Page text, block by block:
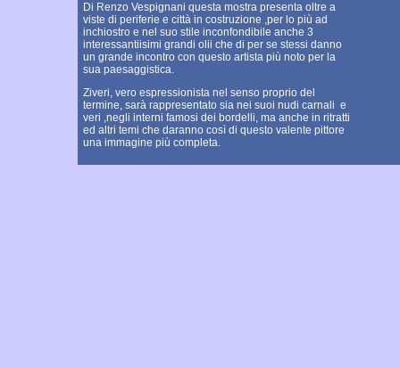
Di Renzo Vespignani questa mostra presenta oltre a
viste di periferie e città in costruzione ,per lo più ad
inchiostro e nel suo stile inconfondibile anche 3
interessantiisimi grandi olii che di per se stessi danno
un grande incontro con questo artista più noto per la
sua paesaggistica.
Ziveri, vero espressionista nel senso proprio del
termine, sarà rappresentato sia nei suoi nudi carnali e
veri ,negli interni famosi dei bordelli, ma anche in ritratti
ed altri temi che daranno così di questo valente pittore
una immagine più completa.